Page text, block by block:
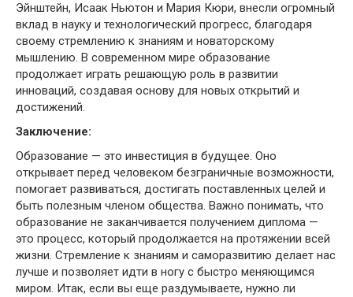
Эйнштейн, Исаак Ньютон и Мария Кюри, внесли огромный
вклад в науку и технологический прогресс, благодаря
своему стремлению к знаниям и новаторскому
мышлению. В современном мире образование
продолжает играть решающую роль в развитии
инноваций, создавая основу для новых открытий и
достижений.
Заключение:
Образование — это инвестиция в будущее. Оно
открывает перед человеком безграничные возможности,
помогает развиваться, достигать поставленных целей и
быть полезным членом общества. Важно понимать, что
образование не заканчивается получением диплома —
это процесс, который продолжается на протяжении всей
жизни. Стремление к знаниям и саморазвитию делает нас
лучше и позволяет идти в ногу с быстро меняющимся
миром. Итак, если вы еще раздумываете, нужно ли